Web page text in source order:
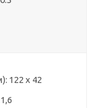
122 x 42
1,6